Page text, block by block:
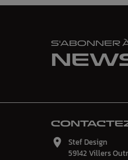
S'ABONNER

Stef Design
59142 Villers